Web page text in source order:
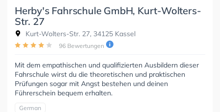
Herby's Fahrschule GmbH, Kurt-Wolters-
Str. 27
Kurt-Wolters-Str. 27, 34125 Kassel
96 Bewertungen
Mit dem empathischen und qualifizierten Ausbildern dieser
Fahrschule wirst du die theoretischen und praktischen
Prüfungen sogar mit Angst bestehen und deinen
Führerschein bequem erhalten.
German